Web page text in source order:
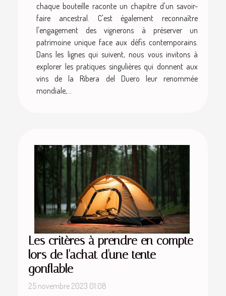
chaque bouteille raconte un chapitre d'un savoir-
faire ancestral. C'est également reconnaître
l'engagement des vignerons à préserver un
patrimoine unique face aux défis contemporains.
Dans les lignes qui suivent, nous vous invitons à
explorer les pratiques singulières qui donnent aux
vins de la Ribera del Duero leur renommée
mondiale,...
Les critères à prendre en compte
lors de l'achat d'une tente
gonflable
25 novembre 2023 01:08